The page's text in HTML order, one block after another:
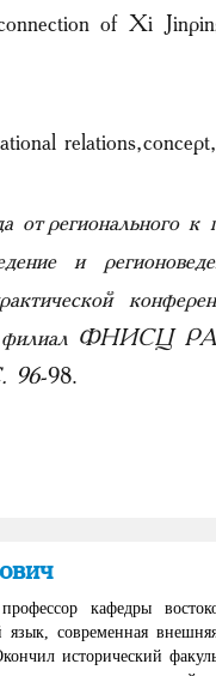
of Xi
relations,
регионального к
и
ФНИСЦ РАН ;
96-98.
кафедры
язык, современная
исторический